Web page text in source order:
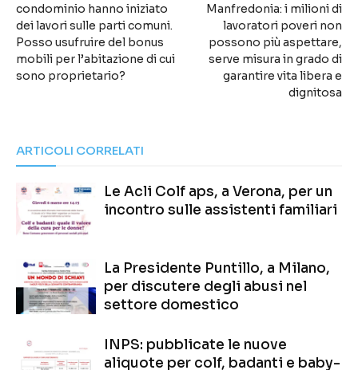
condominio hanno iniziato
dei lavori sulle parti comuni.
Posso usufruire del bonus
mobili per l’abitazione di cui
sono proprietario?
Manfredonia: i milioni di
lavoratori poveri non
possono più aspettare,
serve misura in grado di
garantire vita libera e
dignitosa
ARTICOLI CORRELATI
Le Acli Colf aps, a Verona, per un
incontro sulle assistenti familiari
La Presidente Puntillo, a Milano,
per discutere degli abusi nel
settore domestico
INPS: pubblicate le nuove
aliquote per colf, badanti e baby-